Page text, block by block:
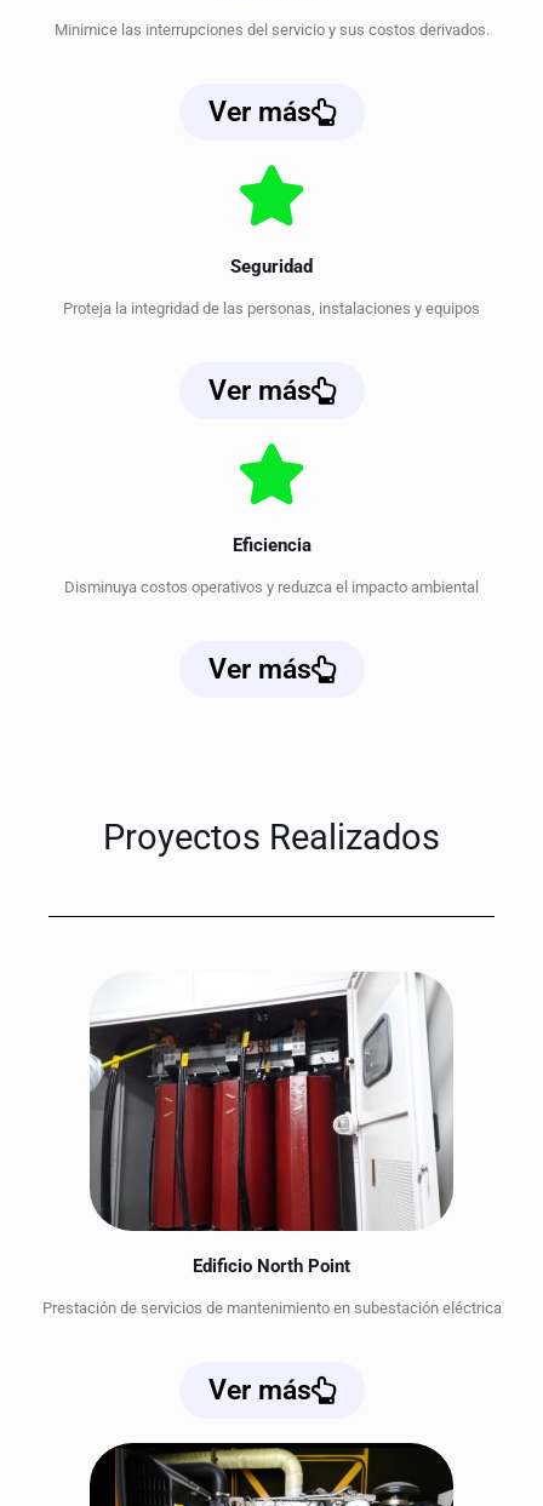
Minimice las interrupciones del servicio y sus costos derivados.
Ver más
Seguridad
Proteja la integridad de las personas, instalaciones y equipos
Ver más
Eficiencia
Disminuya costos operativos y reduzca el impacto ambiental
Ver más
Proyectos Realizados
Edificio North Point
Prestación de servicios de mantenimiento en subestación eléctrica
Ver más